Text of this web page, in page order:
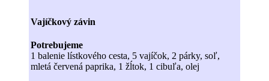
Vajíčkový závin
Potrebujeme
1 balenie lístkového cesta, 5 vajíčok, 2 párky, soľ,
mletá červená paprika, 1 žĺtok, 1 cibuľa, olej